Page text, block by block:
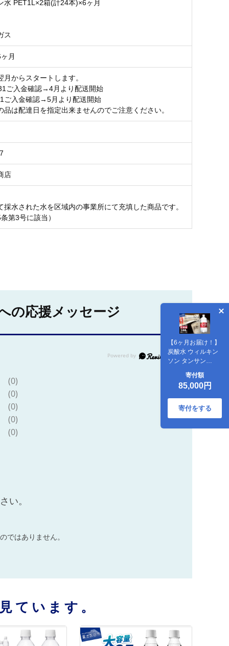
【6ヶ月お届け！】
炭酸水 ウィルキン
ソン タンサン
入) 定期便
寄付額
85,000円
寄付をする
水 PET1L×2箱(計24本)×6ヶ月
ス
月
月からスタートします。
ご入金確認→4月より配送開始
金確認→5月より配送開始
は配達日を指定出来ませんのでご注意ください。
店
採水された水を区域内の事業所にて充填した商品です。
第3号に該当）
の応援メッセージ
(0)
(0)
(0)
(0)
(0)
い。
ではありません。
ています。